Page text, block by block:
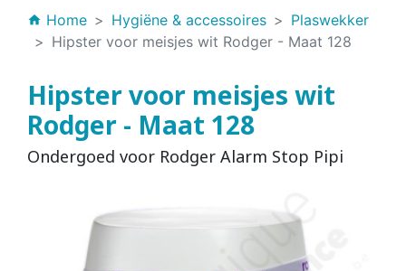
home Home Hygiëne & accessoires
Plaswekker
Hipster voor meisjes wit Rodger - Maat 128
Hipster voor meisjes wit
Rodger - Maat 128
Ondergoed voor Rodger Alarm Stop Pipi